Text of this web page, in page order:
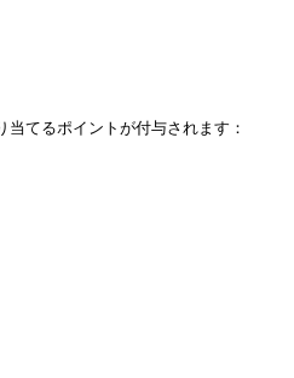
るポイントが付与されます：